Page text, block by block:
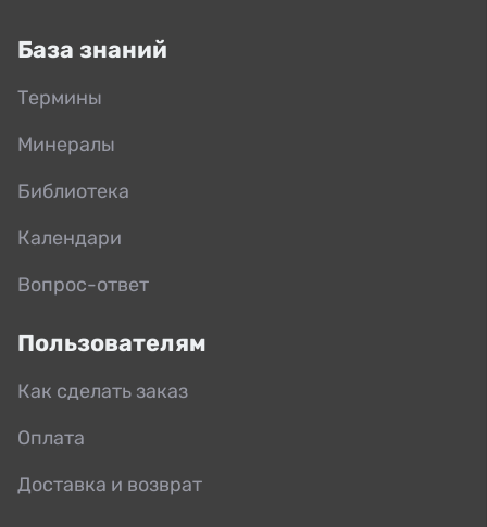
База знаний
Термины
Минералы
Библиотека
Календари
Вопрос-ответ
Пользователям
Как сделать заказ
Оплата
Доставка и возврат